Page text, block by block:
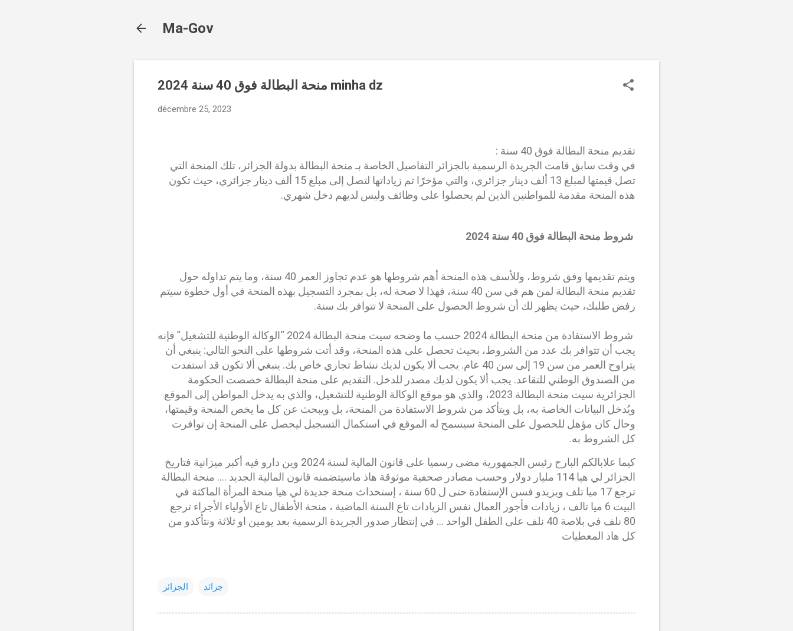
Ma-Gov
منحة البطالة فوق 40 سنة 2024 minha dz
décembre 25, 2023
تقديم منحة البطالة فوق 40 سنة :
في وقت سابق قامت الجريدة الرسمية بالجزائر التفاصيل الخاصة بـ منحة البطالة بدولة الجزائر، تلك المنحة التي
تصل قيمتها لمبلغ 13 ألف دينار جزائري، والتي مؤخرًا تم زياداتها لتصل إلى مبلغ 15 ألف دينار جزائري، حيث تكون
هذه المنحة مقدمة للمواطنين الذين لم يحصلوا على وظائف وليس لديهم دخل شهري.
شروط منحة البطالة فوق 40 سنة 2024
ويتم تقديمها وفق شروط، وللأسف هذه المنحة أهم شروطها هو عدم تجاوز العمر 40 سنة، وما يتم تداوله حول
تقديم منحة البطالة لمن هم في سن 40 سنة، فهذا لا صحة له، بل بمجرد التسجيل بهذه المنحة في أول خطوة سيتم
رفض طلبك، حيث يظهر لك أن شروط الحصول على المنحة لا تتوافر بك سنة.
شروط الاستفادة من منحة البطالة 2024 حسب ما وضحه سيت منحة البطالة 2024 “الوكالة الوطنية للتشغيل” فإنه
يجب أن تتوافر بك عدد من الشروط، بحيث تحصل على هذه المنحة، وقد أتت شروطها على النحو التالي: ينبغي أن
يتراوح العمر من سن 19 إلى سن 40 عام. يجب ألا يكون لديك نشاط تجاري خاص بك. ينبغي ألا تكون قد استفدت
من الصندوق الوطني للتقاعد. يجب ألا يكون لديك مصدر للدخل. التقديم على منحة البطالة خصصت الحكومة
الجزائرية سيت منحة البطالة 2023، والذي هو موقع الوكالة الوطنية للتشغيل، والذي به يدخل المواطن إلى الموقع
ويُدخل البيانات الخاصة به، بل ويتأكد من شروط الاستفادة من المنحة، بل ويبحث عن كل ما يخص المنحة وقيمتها،
وحال كان مؤهل للحصول على المنحة سيسمح له الموقع في استكمال التسجيل ليحصل على المنحة إن توافرت
كل الشروط به.
كيما علابالكم البارح رئيس الجمهورية مضى رسميا على قانون المالية لسنة 2024 وين دارو فيه أكبر ميزانية فتاريخ
الجزائر لي هيا 114 مليار دولار وحسب مصادر صحفية موثوقة هاذ ماسيتضمنه قانون المالية الجديد .... منحة البطالة
ترجع 17 ميا تلف ويزيدو فسن الإستفادة حتى ل 60 سنة ، إستحداث منحة جديدة لي هيا منحة المرأة الماكثة في
البيت 6 ميا تالف ، زيادات فأجور العمال نفس الزيادات تاع السنة الماضية ، منحة الأطفال تاع الأولياء الأجراء ترجع
80 نلف في بلاصة 40 نلف على الطفل الواحد ... في إنتظار صدور الجريدة الرسمية بعد يومين او ثلاثة ونتأكدو من
كل هاذ المعطيات
الجزائر جرائد